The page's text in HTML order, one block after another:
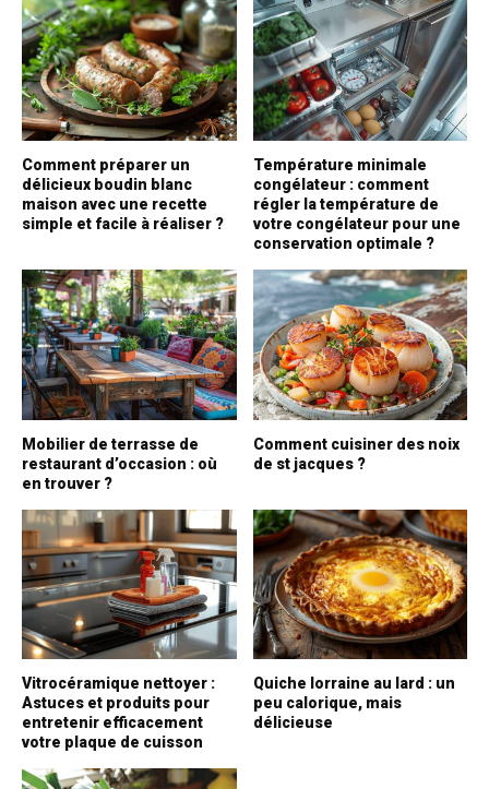
Comment préparer un
délicieux boudin blanc
maison avec une recette
simple et facile à réaliser ?
Température minimale
congélateur : comment
régler la température de
votre congélateur pour une
conservation optimale ?
Mobilier de terrasse de
restaurant d’occasion : où
en trouver ?
Comment cuisiner des noix
de st jacques ?
Vitrocéramique nettoyer :
Astuces et produits pour
entretenir efficacement
votre plaque de cuisson
Quiche lorraine au lard : un
peu calorique, mais
délicieuse